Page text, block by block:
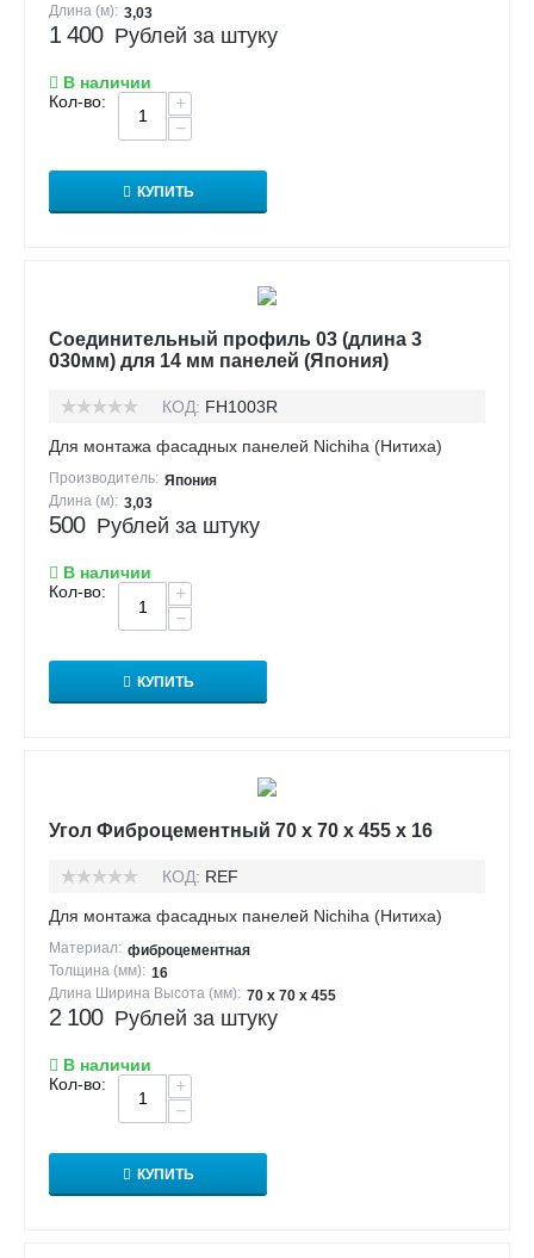
Длина (м): 3,03
1 400 Рублей за штуку
В наличии
Кол-во:
+
−
КУПИТЬ
Соединительный профиль 03 (длина 3
030мм) для 14 мм панелей (Япония)
КОД: FH1003R
Для монтажа фасадных панелей Nichiha (Нитиха)
Производитель: Япония
Длина (м): 3,03
500 Рублей за штуку
В наличии
Кол-во:
+
−
КУПИТЬ
Угол Фиброцементный 70 х 70 х 455 х 16
КОД: REF
Для монтажа фасадных панелей Nichiha (Нитиха)
Материал: фиброцементная
Толщина (мм): 16
Длина Ширина Высота (мм): 70 х 70 х 455
2 100 Рублей за штуку
В наличии
Кол-во:
+
−
КУПИТЬ